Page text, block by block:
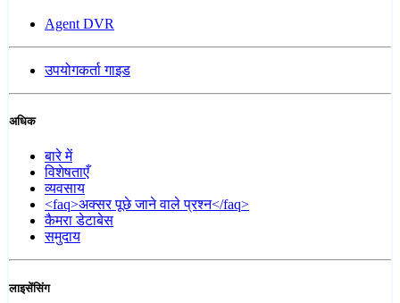
Agent DVR
उपयोगकर्ता गाइड
अधिक
बारे में
विशेषताएँ
व्यवसाय
<faq>अक्सर पूछे जाने वाले प्रश्न</faq>
कैमरा डेटाबेस
समुदाय
लाइसेंसिंग